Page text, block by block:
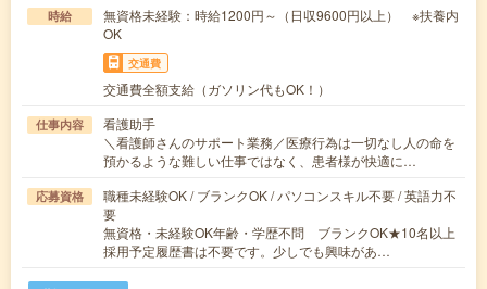
時給
無資格未経験：時給1200円～（日収9600円以上） ※扶養内
OK
交通費
交通費全額支給（ガソリン代もOK！）
仕事内容
看護助手
＼看護師さんのサポート業務／医療行為は一切なし人の命を
預かるような難しい仕事ではなく、患者様が快適に…
応募資格
職種未経験OK / ブランクOK / パソコンスキル不要 / 英語力不
要
無資格・未経験OK年齢・学歴不問 ブランクOK★10名以上
採用予定履歴書は不要です。少しでも興味があ…